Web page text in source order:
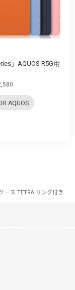
」AQUOS R5G用
AQUOS
ース TETRA リング付き